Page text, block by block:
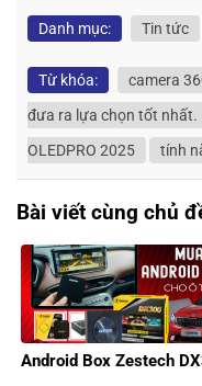
Danh mục: Tin tức
Từ khóa: camera
đưa ra lựa chọn tốt nhất.
OLEDPRO 2025
tính
Bài viết cùng chủ
Android Box Zestech